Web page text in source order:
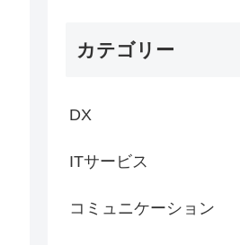
カテゴリー
DX
ITサービス
コミュニケーション